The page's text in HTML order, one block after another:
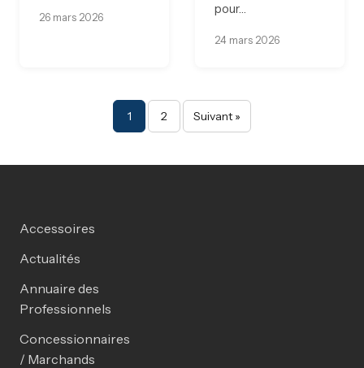
26 mars 2026
pour…
24 mars 2026
Pagination des
1 2 Suivant »
Accessoires
Actualités
Annuaire des
Professionnels
Concessionnaires
/ Marchands